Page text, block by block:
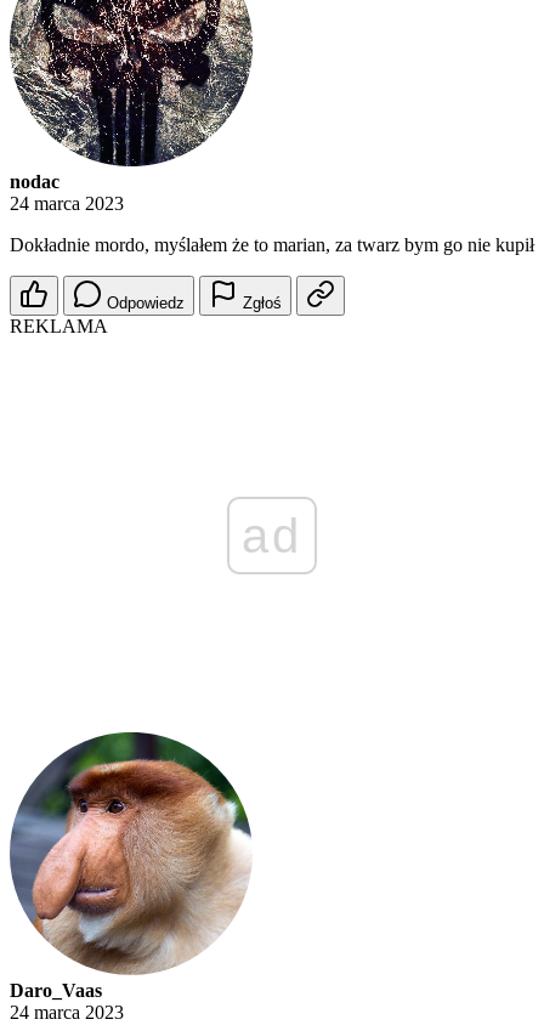
nodac
24 marca 2023
Dokładnie mordo, myślałem że to marian, za twarz bym go nie kupił
Odpowiedz Zgłoś
REKLAMA
ad
Daro_Vaas
24 marca 2023